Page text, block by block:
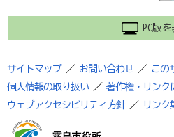
PC版
サイトマップ ／ お問い合わせ ／ この
個人情報の取り扱い
／ 著作権・リンク
ウェブアクセシビリティ方針
／ リンク